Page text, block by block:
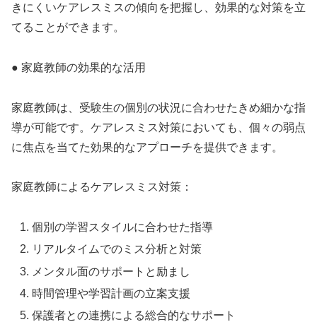
きにくいケアレスミスの傾向を把握し、効果的な対策を立
てることができます。
● 家庭教師の効果的な活用
家庭教師は、受験生の個別の状況に合わせたきめ細かな指
導が可能です。ケアレスミス対策においても、個々の弱点
に焦点を当てた効果的なアプローチを提供できます。
家庭教師によるケアレスミス対策：
個別の学習スタイルに合わせた指導
リアルタイムでのミス分析と対策
メンタル面のサポートと励まし
時間管理や学習計画の立案支援
保護者との連携による総合的なサポート